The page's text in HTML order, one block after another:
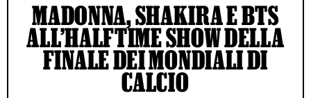
MADONNA, SHAKIRA E BTS
ALL’HALFTIME SHOW DELLA
FINALE DEI MONDIALI DI
CALCIO